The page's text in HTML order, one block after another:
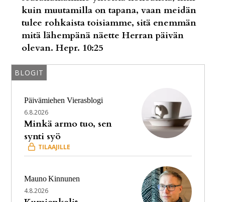
Kuva: Haastateltavalta
kuin muutamilla on tapana, vaan meidän
tulee rohkaista toisiamme, sitä enemmän
mitä lähempänä näette Herran päivän
olevan. Hepr. 10:25
BLOGIT
Päivämiehen Vierasblogi
6.8.2026
Minkä armo tuo, sen
synti syö
MaunoKinnunen
4.8.2026